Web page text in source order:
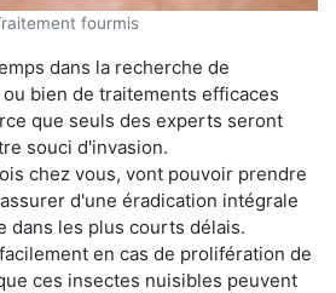
fourmis
dans la recherche de
bien de traitements efficaces
que seuls des experts seront
souci d'invasion.
chez vous, vont pouvoir prendre
d'une éradication intégrale
dans les plus courts délais.
en cas de prolifération de
ces insectes nuisibles peuvent